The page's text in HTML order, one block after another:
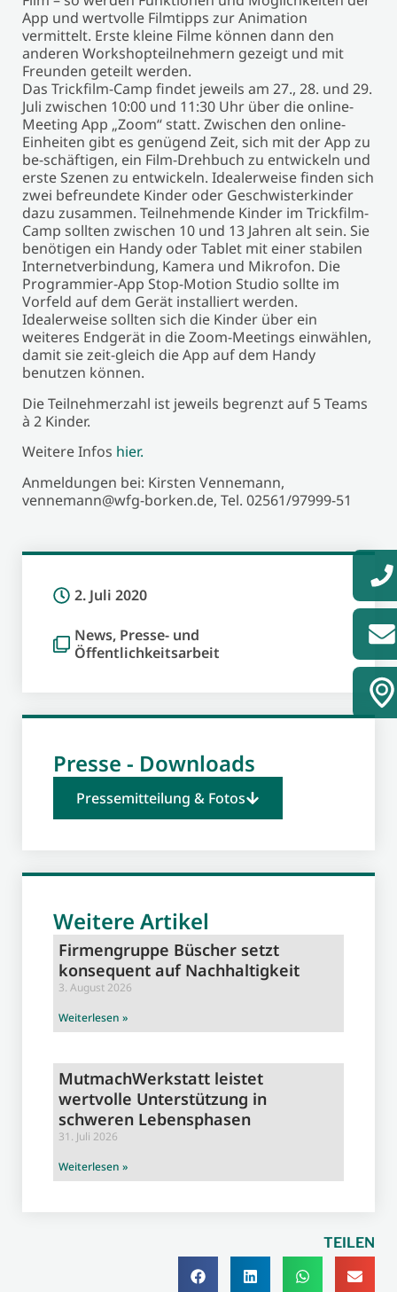
App und wertvolle Filmtipps zur Animation
vermittelt. Erste kleine Filme können dann den
anderen Workshopteilnehmern gezeigt und mit
Freunden geteilt werden.
Das Trickfilm-Camp findet jeweils am 27., 28. und 29.
Juli zwischen 10:00 und 11:30 Uhr über die online-
Meeting App „Zoom“ statt. Zwischen den online-
Einheiten gibt es genügend Zeit, sich mit der App zu
be-schäftigen, ein Film-Drehbuch zu entwickeln und
erste Szenen zu entwickeln. Idealerweise finden sich
zwei befreundete Kinder oder Geschwisterkinder
dazu zusammen. Teilnehmende Kinder im Trickfilm-
Camp sollten zwischen 10 und 13 Jahren alt sein. Sie
benötigen ein Handy oder Tablet mit einer stabilen
Internetverbindung, Kamera und Mikrofon. Die
Programmier-App Stop-Motion Studio sollte im
Vorfeld auf dem Gerät installiert werden.
Idealerweise sollten sich die Kinder über ein
weiteres Endgerät in die Zoom-Meetings einwählen,
damit sie zeit-gleich die App auf dem Handy
benutzen können.
Die Teilnehmerzahl ist jeweils begrenzt auf 5 Teams
à 2 Kinder.
Weitere Infos hier.
Anmeldungen bei: Kirsten Vennemann,
vennemann@wfg-borken.de, Tel. 02561/97999-51
2. Juli 2020
News, Presse- und
Öffentlichkeitsarbeit
Presse - Downloads
Pressemitteilung & Fotos
Weitere Artikel
Firmengruppe Büscher setzt
konsequent auf Nachhaltigkeit
3. August 2026
Weiterlesen »
MutmachWerkstatt leistet
wertvolle Unterstützung in
schweren Lebensphasen
31. Juli 2026
Weiterlesen »
TEILEN